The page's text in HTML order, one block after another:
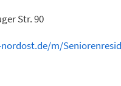
Str. 90
m/